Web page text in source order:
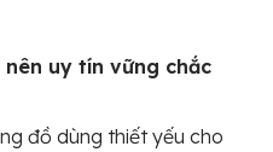
uy tín vững chắc
đồ dùng thiết yếu cho